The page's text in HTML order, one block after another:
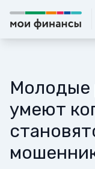
Молодые
умеют